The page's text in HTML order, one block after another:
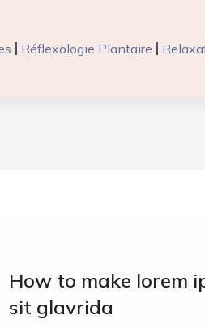
Réflexologie Plantaire
How to make lorem
sit glavrida